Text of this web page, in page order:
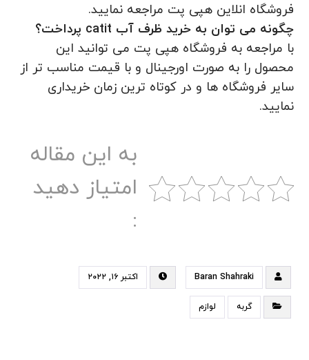
فروشگاه انلاین هپی پت مراجعه نمایید.
چگونه می توان به خرید ظرف آب catit پرداخت؟
با مراجعه به فروشگاه هپی پت می توانید این
محصول را به صورت اورجینال و با قیمت مناسب تر از
سایر فروشگاه‌ ها و در کوتاه‌ ترین زمان خریداری
نمایید.
به این مقاله
امتیاز دهید
:
Baran Shahraki اکتبر ۱۶, ۲۰۲۲
گربه لوازم